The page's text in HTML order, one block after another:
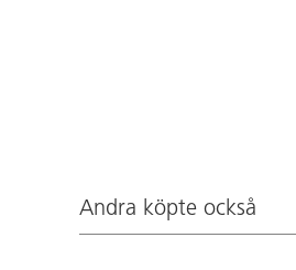
Andra köpte också